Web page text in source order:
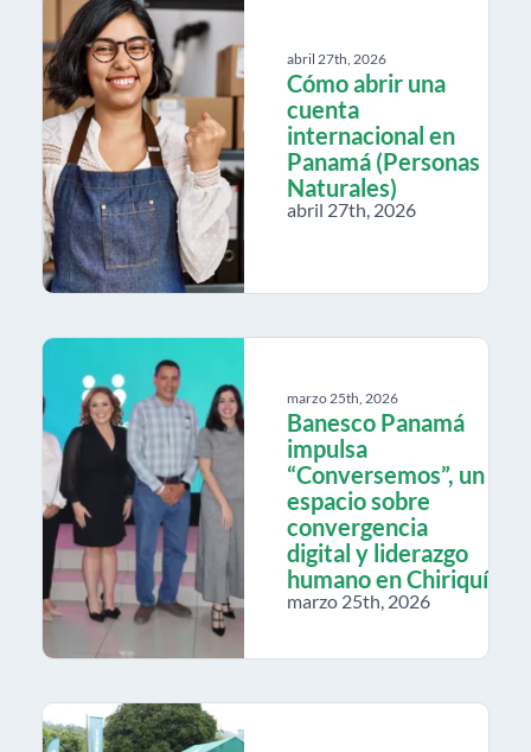
abril 27th, 2026
Cómo abrir una
cuenta
internacional en
Panamá (Personas
Naturales)
abril 27th, 2026
marzo 25th, 2026
Banesco Panamá
impulsa
“Conversemos”, un
espacio sobre
convergencia
digital y liderazgo
humano en Chiriquí
marzo 25th, 2026